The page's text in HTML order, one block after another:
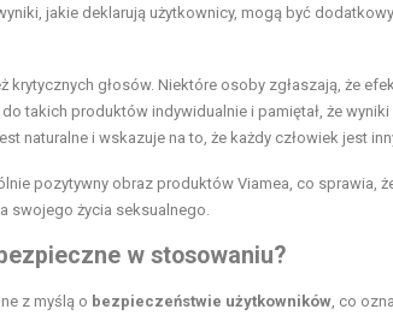
jakie deklarują użytkownicy, mogą być
krytycznych głosów. Niektóre osoby zgłaszają, że
takich produktów indywidualnie i pamiętał, że
naturalne i wskazuje na to, że każdy człowiek jest
pozytywny obraz produktów Viamea, co sprawia,
swojego życia seksualnego.
w stosowaniu?
z myślą o bezpieczeństwie użytkowników , co